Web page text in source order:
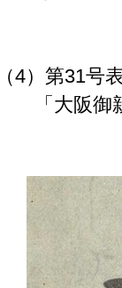
（4）第31
「大阪御